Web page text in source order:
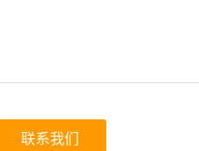
联系我们